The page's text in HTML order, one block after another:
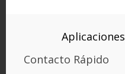
Aplicaciones
Contacto Rápido